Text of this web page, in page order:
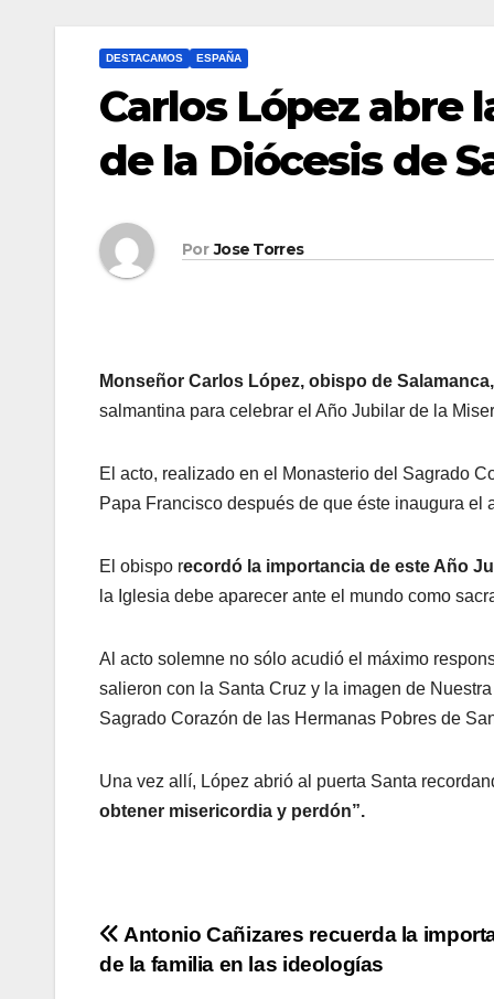
DESTACAMOS ESPAÑA
Carlos López abre
de la Diócesis de
Por Jose Torres
Monseñor Carlos López, obispo de Salamanca,
salmantina para celebrar el Año Jubilar de la
El acto, realizado en el Monasterio del Sagrado
Papa Francisco después de que éste inaugura el
El obispo recordó la importancia de este Año
la Iglesia debe aparecer ante el mundo como
Al acto solemne no sólo acudió el máximo
salieron con la Santa Cruz y la imagen de
Sagrado Corazón de las Hermanas Pobres de
Una vez allí, López abrió al puerta Santa
obtener misericordia y perdón”.
Navegación
Antonio Cañizares recuerda la
de la familia en las ideologías